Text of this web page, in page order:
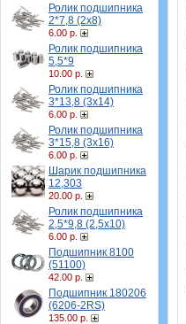
Ролик подшипника
2*7,8 (2х8)
6.00 р.
Ролик подшипника
5,5*9
10.00 р.
Ролик подшипника
3*13,8 (3х14)
6.00 р.
Ролик подшипника
3*15,8 (3х16)
6.00 р.
Шарик подшипника
12,303
20.00 р.
Ролик подшипника
2,5*9,8 (2,5х10)
6.00 р.
Подшипник 8100
(51100)
42.00 р.
Подшипник 180206
(6206-2RS)
135.00 р.